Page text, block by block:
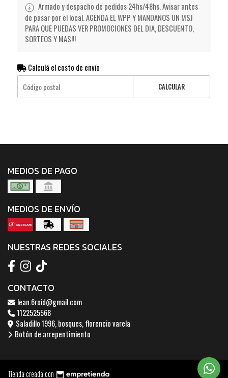
Armado y despacho de pedidos 24hs/48hs. Avisar antes
de pasar por el local. AGENDA EL WPP Y MANDANOS UN MSJ
PARA QUE PUEDAS VER PROMOCIONES DEL DIA, DESCUENTO,
SORTEOS Y MAS!!!
Calculá el costo de envío
CALCULAR
MEDIOS DE PAGO
MEDIOS DE ENVÍO
NUESTRAS REDES SOCIALES
CONTACTO
lean.6roid@gmail.com
1122525568
Saladillo 1996, bosques, florencio varela
Botón de arrepentimiento
Tienda creada con